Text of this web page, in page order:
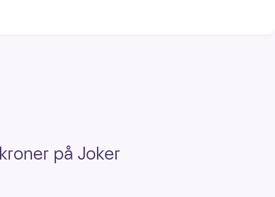
på Joker